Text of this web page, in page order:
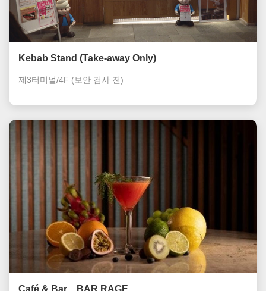
Kebab Stand (Take-away Only)
제3터미널/4F (보안 검사 전)